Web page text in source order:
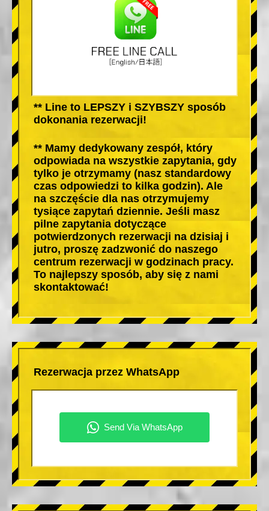
** Line to LEPSZY i SZYBSZY sposób
dokonania rezerwacji!
** Mamy dedykowany zespół, który
odpowiada na wszystkie zapytania, gdy
tylko je otrzymamy (nasz standardowy
czas odpowiedzi to kilka godzin). Ale
na szczęście dla nas otrzymujemy
tysiące zapytań dziennie. Jeśli masz
pilne zapytania dotyczące
potwierdzonych rezerwacji na dzisiaj i
jutro, proszę zadzwonić do naszego
centrum rezerwacji w godzinach pracy.
To najlepszy sposób, aby się z nami
skontaktować!
Rezerwacja przez WhatsApp